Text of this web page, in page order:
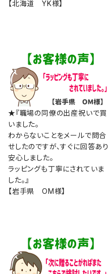
【北海道 YK様】
★『職場の同僚の出産祝いで買
いました。
わからないことをメールで問合
せしたのですが、すぐに回答あり
安心しました。
ラッピングも丁寧にされていま
した。』
【岩手県 OM様】